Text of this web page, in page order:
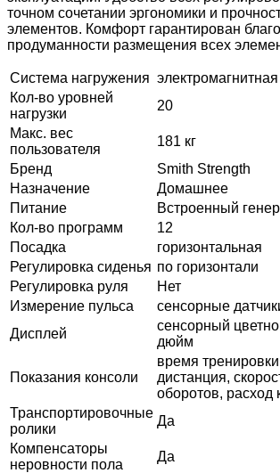
точном сочетании эргономики и
элементов. Комфорт гарантирован
продуманности размещения всех
Система нагружения электромагнитная
Кол-во уровней
нагрузки
20
Макс. вес
пользователя
181 кг
Бренд
Smith Strength
Назначение
Домашнее
Питание
Встроенный
Кол-во программ
12
Посадка
горизонтальная
Регулировка сиденья по горизонтали
Регулировка руля
Нет
Измерение пульса
сенсорные
Дисплей
сенсорный
дюйм
Показания консоли
время
дистанция,
оборотов, расход
Транспортировочные
ролики
Да
Компенсаторы
неровности пола
Да